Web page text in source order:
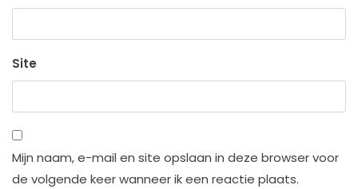
Site
Mijn naam, e-mail en site opslaan in deze browser voor
de volgende keer wanneer ik een reactie plaats.